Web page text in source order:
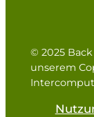
© 2025
unserem